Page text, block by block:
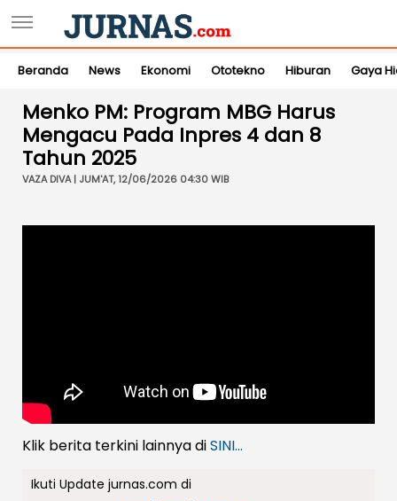
Beranda News Ekonomi Ototekno Hiburan Gaya
Menko PM: Program MBG Harus
Mengacu Pada Inpres 4 dan 8
Tahun 2025
VAZA DIVA | JUM'AT, 12/06/2026 04:30 WIB
Klik berita terkini lainnya diSINI...
Ikuti Update jurnas.com di